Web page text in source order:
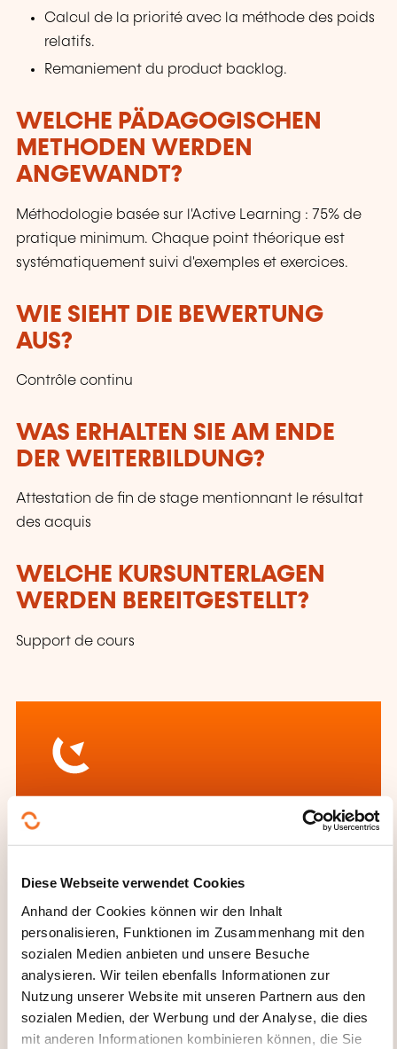
Diese Webseite verwendet Cookies
Anhand der Cookies können wir den Inhalt
personalisieren, Funktionen im Zusammenhang mit den
sozialen Medien anbieten und unsere Besuche
analysieren. Wir teilen ebenfalls Informationen zur
Nutzung unserer Website mit unseren Partnern aus den
sozialen Medien, der Werbung und der Analyse, die dies
mit anderen Informationen kombinieren können, die Sie
Calcul de la priorité avec la méthode des poids
relatifs.
Remaniement du product backlog.
WELCHE PÄDAGOGISCHEN
METHODEN WERDEN
ANGEWANDT?
Méthodologie basée sur l'Active Learning : 75% de
pratique minimum. Chaque point théorique est
systématiquement suivi d'exemples et exercices.
WIE SIEHT DIE BEWERTUNG
AUS?
Contrôle continu
WAS ERHALTEN SIE AM ENDE
DER WEITERBILDUNG?
Attestation de fin de stage mentionnant le résultat
des acquis
WELCHE KURSUNTERLAGEN
WERDEN BEREITGESTELLT?
Support de cours
Weiterbildungsinstitut
kontaktieren?
commercial@dawan.fr
+33 (0)9 72 37 73 73
Mehr zum Weiterbildungsanbieter:
DAWAN